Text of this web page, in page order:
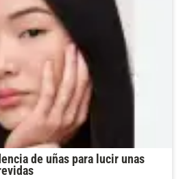
de uñas para lucir unas